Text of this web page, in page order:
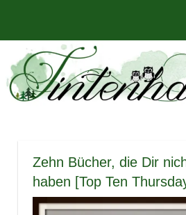
springen
Tintenhain
–
Der
Rezensionen
und
mehr
Zehn Bücher, die Dir
haben [Top Ten